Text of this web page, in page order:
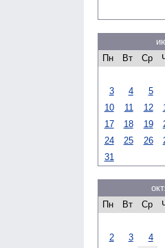
Пн
Вт Ср
3
4 5
10
11 12
17
18 19
24
25 26
31
Пн
Вт Ср
2
3 4